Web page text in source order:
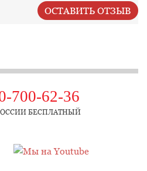
ОСТАВИТЬ ОТЗЫВ
700-62-36
БЕСПЛАТНЫЙ